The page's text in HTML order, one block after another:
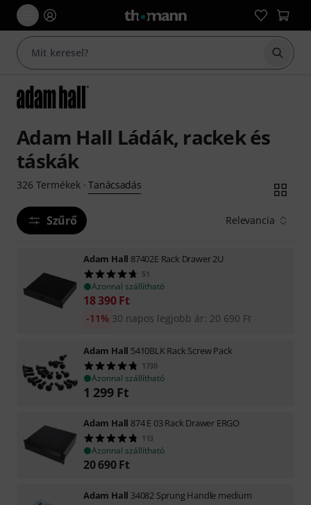
Adam Hall Ládák, rackek és
táskák
326 Termékek· Tanácsadás
Szűrő Relevancia
Adam Hall 87402E Rack Drawer 2U
51
Azonnal szállítható
18 390 Ft
30 napos legjobb ár: 20 690 Ft
-11%
Adam Hall 5410BLK Rack Screw Pack
1730
Azonnal szállítható
1 299 Ft
Adam Hall 874 E 03 Rack Drawer ERGO
113
Azonnal szállítható
20 690 Ft
Adam Hall 34082 Sprung Handle medium